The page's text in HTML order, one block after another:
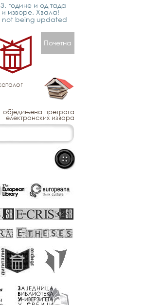
године и од тада
изворе. Хвала!
not being updated
Почетна
обједињена претрага
електронских извора